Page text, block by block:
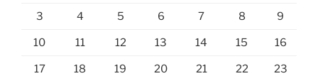
3 4 5 6 7 8 9
10 11 12 13 14 15 16
17 18 19 20 21 22 23